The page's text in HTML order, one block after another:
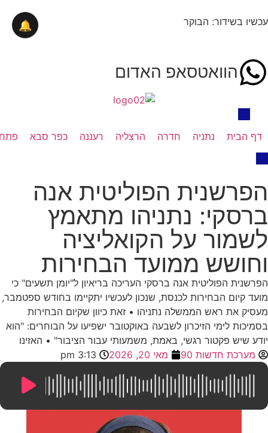
עכשיו בשידור: הבוקר
הוואטסאפ האדום
דף הבית נתניה חדרה הרצליה רעננה כפר סבא
הפרשנית הפוליטית אנה
ברסקי: נתניהו מתאמץ
לשמור על הקואליציה
וחושש ממועד הבחירות
הפרשנית הפוליטית אנה ברסקי העריכה בריאיון ל"יומן תשעים" כי
מועד קיום הבחירות לכנסת, שנכון לעכשיו יתקיימו בחודש ספטמבר,
מעסיק את ראש הממשלה נתניהו • זאת כיוון שקיום הבחירות
בסמיכות לימי הזיכרון לשבעה באוקטובר ישפיעו על הבוחרים: "הוא
יודע שיש פקטור רגשי, באמת, משמעותי עבור הציבור" • האזינו
מערכת חדשות 90
מאי 20, 2026 3:13 pm
0:00
🔔